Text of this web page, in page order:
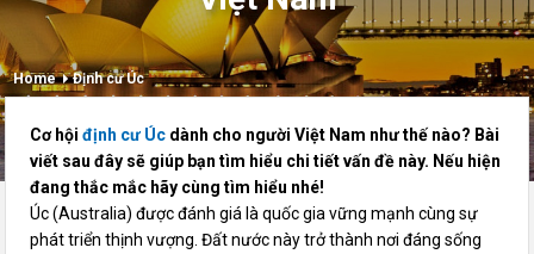
Home Định cư Úc
Cơ hộiđịnh cư Úc dành cho người Việt Nam như thế nào? Bài
viết sau đây sẽ giúp bạn tìm hiểu chi tiết vấn đề này. Nếu hiện
đang thắc mắc hãy cùng tìm hiểu nhé!
Úc (Australia) được đánh giá là quốc gia vững mạnh cùng sự
phát triển thịnh vượng. Đất nước này trở thành nơi đáng sống